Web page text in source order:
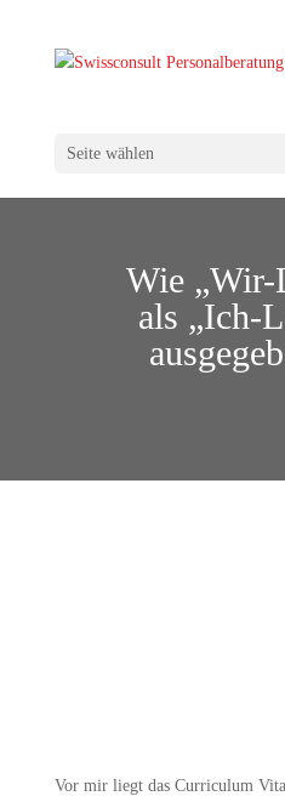
Seite wählen
Wie „Wir-
als „Ich-
Vor mir liegt das Curriculum